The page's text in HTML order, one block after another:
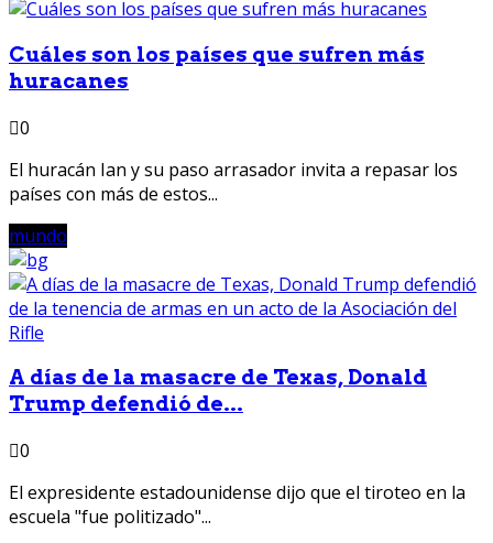
Cuáles son los países que sufren más
huracanes
0
El huracán Ian y su paso arrasador invita a repasar los
países con más de estos...
mundo
A días de la masacre de Texas, Donald
Trump defendió de...
0
El expresidente estadounidense dijo que el tiroteo en la
escuela "fue politizado"...